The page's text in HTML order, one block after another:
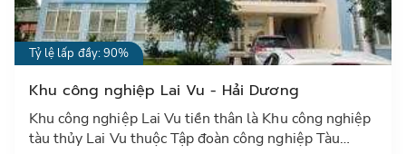
Tỷ lệ lấp đầy: 90%
Khu công nghiệp Lai Vu - Hải Dương
Khu công nghiệp Lai Vu tiền thân là Khu công nghiệp
tàu thủy Lai Vu thuộc Tập đoàn công nghiệp Tàu